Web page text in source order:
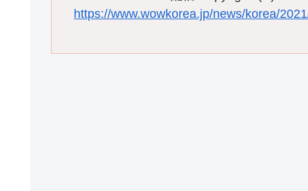
https://www.wowkorea.jp/news/korea/